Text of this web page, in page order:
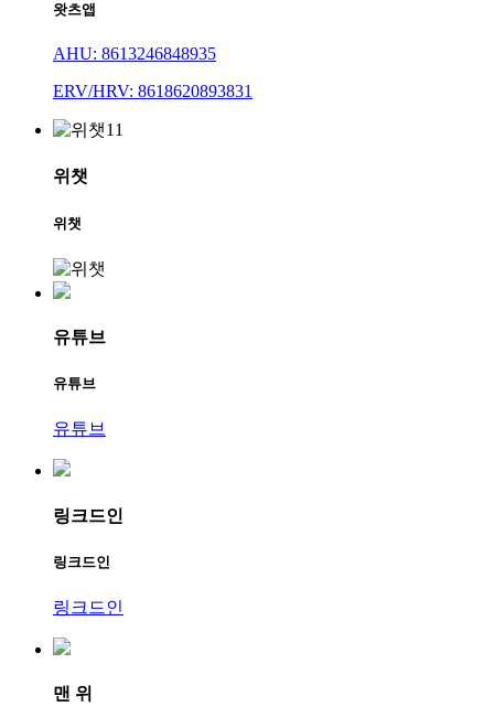
왓츠앱
AHU: 8613246848935
ERV/HRV: 8618620893831
위챗
위챗
유튜브
유튜브
유튜브
링크드인
링크드인
링크드인
맨 위